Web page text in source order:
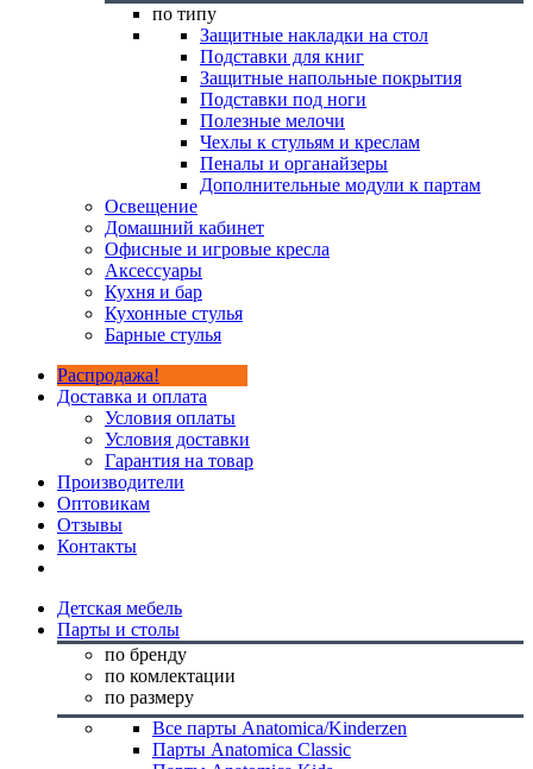
по типу
Защитные накладки на стол
Подставки для книг
Защитные напольные покрытия
Подставки под ноги
Полезные мелочи
Чехлы к стульям и креслам
Пеналы и органайзеры
Дополнительные модули к партам
Освещение
Домашний кабинет
Офисные и игровые кресла
Аксессуары
Кухня и бар
Кухонные стулья
Барные стулья
Распродажа!
Доставка и оплата
Условия оплаты
Условия доставки
Гарантия на товар
Производители
Оптовикам
Отзывы
Контакты
Детская мебель
Парты и столы
по бренду
по комлектации
по размеру
Все парты Anatomica/Kinderzen
Парты Anatomica Classic